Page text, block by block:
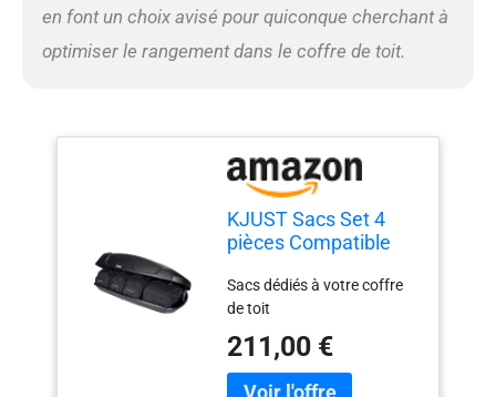
en font un choix avisé pour quiconque cherchant à
optimiser le rangement dans le coffre de toit.
KJUST Sacs Set 4
pièces Compatible
THULE FORCE XT M
Sacs dédiés à votre coffre
de toit
211,00 €